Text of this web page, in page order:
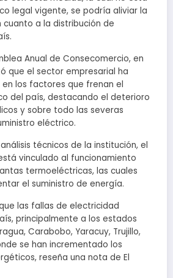
legal vigente, se podría aliviar la
cuanto a la distribución de
Anual de Consecomercio, en
que el sector empresarial ha
los factores que frenan el
del país, destacando el deterioro
y sobre todo las severas
eléctrico.
técnicos de la institución, el
vinculado al funcionamiento
termoeléctricas, las cuales
el suministro de energía.
las fallas de electricidad
principalmente a los estados
Carabobo, Yaracuy, Trujillo,
se han incrementado los
reseña una nota de El